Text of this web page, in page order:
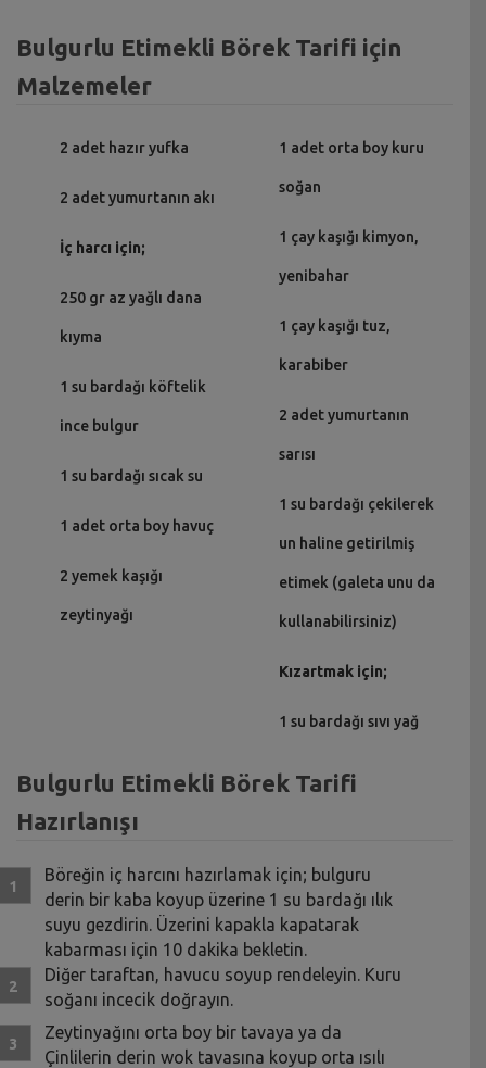
Bulgurlu Etimekli Börek Tarifi için
Malzemeler
2 adet hazır yufka
2 adet yumurtanın akı
İç harcı için;
250 gr az yağlı dana
kıyma
1 su bardağı köftelik
ince bulgur
1 su bardağı sıcak su
1 adet orta boy havuç
2 yemek kaşığı
zeytinyağı
1 adet orta boy kuru
soğan
1 çay kaşığı kimyon,
yenibahar
1 çay kaşığı tuz,
karabiber
2 adet yumurtanın
sarısı
1 su bardağı çekilerek
un haline getirilmiş
etimek (galeta unu da
kullanabilirsiniz)
Kızartmak için;
1 su bardağı sıvı yağ
Bulgurlu Etimekli Börek Tarifi
Hazırlanışı
Böreğin iç harcını hazırlamak için; bulguru
derin bir kaba koyup üzerine 1 su bardağı ılık
suyu gezdirin. Üzerini kapakla kapatarak
kabarması için 10 dakika bekletin.
Diğer taraftan, havucu soyup rendeleyin. Kuru
soğanı incecik doğrayın.
Zeytinyağını orta boy bir tavaya ya da
Çinlilerin derin wok tavasına koyup orta ısılı